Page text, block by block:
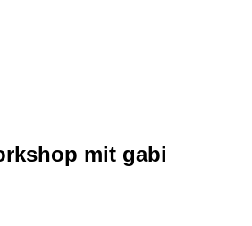
mit gabi